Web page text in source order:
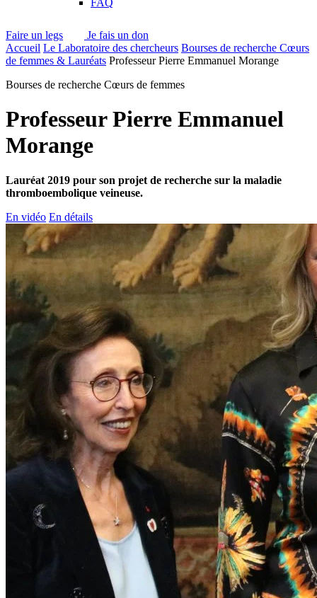
FAQ
Faire un legs
Je fais un don
Accueil Le Laboratoire des chercheurs Bourses de recherche Cœurs
de femmes & Lauréats Professeur Pierre Emmanuel Morange
Bourses de recherche Cœurs de femmes
Professeur Pierre Emmanuel
Morange
Lauréat 2019 pour son projet de recherche sur la maladie
thromboembolique veineuse.
En vidéo En détails